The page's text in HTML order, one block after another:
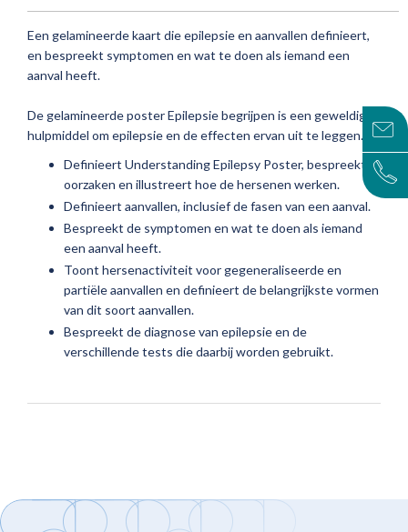
Een gelamineerde kaart die epilepsie en aanvallen definieert,
en bespreekt symptomen en wat te doen als iemand een
aanval heeft.
De gelamineerdeposter Epilepsie begrijpen is een geweldig
hulpmiddel om epilepsie en de effecten ervan uit te leggen.
Definieert Understanding Epilepsy Poster, bespreekt
oorzaken en illustreert hoe de hersenen werken.
Definieert aanvallen, inclusief de fasen van een aanval.
Bespreekt de symptomen en wat te doen als iemand
een aanval heeft.
Toont hersenactiviteit voor gegeneraliseerde en
partiële aanvallen en definieert de belangrijkste vormen
van dit soort aanvallen.
Bespreekt de diagnose van epilepsie en de
verschillende tests die daarbij worden gebruikt.